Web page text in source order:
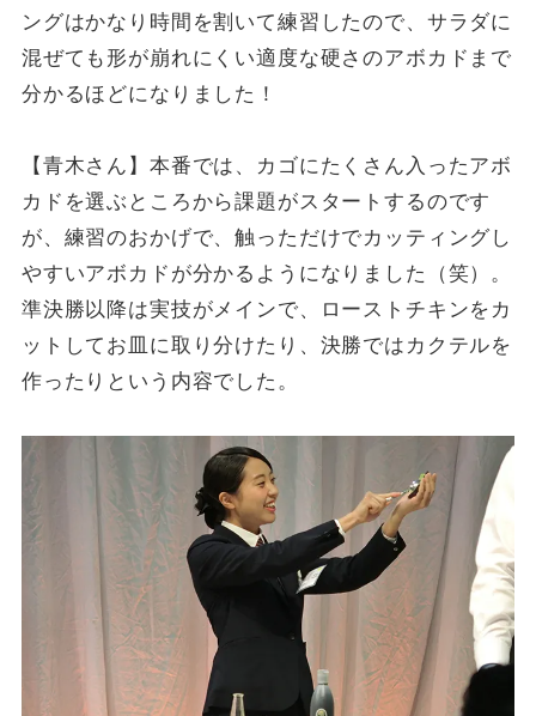
ングはかなり時間を割いて練習したので、サラダに
混ぜても形が崩れにくい適度な硬さのアボカドまで
分かるほどになりました！
【青木さん】本番では、カゴにたくさん入ったアボ
カドを選ぶところから課題がスタートするのです
が、練習のおかげで、触っただけでカッティングし
やすいアボカドが分かるようになりました（笑）。
準決勝以降は実技がメインで、ローストチキンをカ
ットしてお皿に取り分けたり、決勝ではカクテルを
作ったりという内容でした。